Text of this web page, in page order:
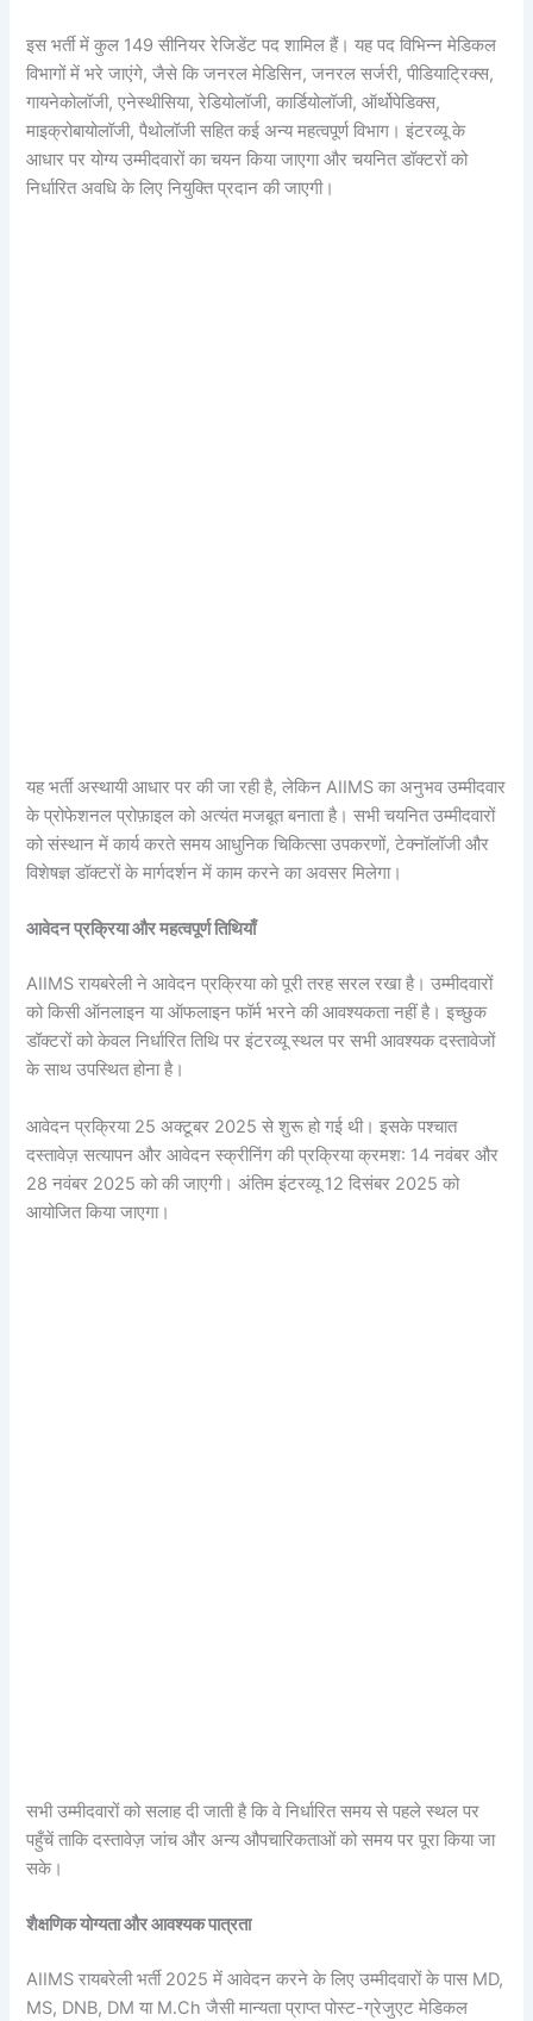
इस भर्ती में कुल 149 सीनियर रेजिडेंट पद शामिल हैं। यह पद विभिन्न मेडिकल
विभागों में भरे जाएंगे, जैसे कि जनरल मेडिसिन, जनरल सर्जरी, पीडियाट्रिक्स,
गायनेकोलॉजी, एनेस्थीसिया, रेडियोलॉजी, कार्डियोलॉजी, ऑर्थोपेडिक्स,
माइक्रोबायोलॉजी, पैथोलॉजी सहित कई अन्य महत्वपूर्ण विभाग। इंटरव्यू के
आधार पर योग्य उम्मीदवारों का चयन किया जाएगा और चयनित डॉक्टरों को
निर्धारित अवधि के लिए नियुक्ति प्रदान की जाएगी।
यह भर्ती अस्थायी आधार पर की जा रही है, लेकिन AIIMS का अनुभव उम्मीदवार
के प्रोफेशनल प्रोफ़ाइल को अत्यंत मजबूत बनाता है। सभी चयनित उम्मीदवारों
को संस्थान में कार्य करते समय आधुनिक चिकित्सा उपकरणों, टेक्नॉलॉजी और
विशेषज्ञ डॉक्टरों के मार्गदर्शन में काम करने का अवसर मिलेगा।
आवेदन प्रक्रिया और महत्वपूर्ण तिथियाँ
AIIMS रायबरेली ने आवेदन प्रक्रिया को पूरी तरह सरल रखा है। उम्मीदवारों
को किसी ऑनलाइन या ऑफलाइन फॉर्म भरने की आवश्यकता नहीं है। इच्छुक
डॉक्टरों को केवल निर्धारित तिथि पर इंटरव्यू स्थल पर सभी आवश्यक दस्तावेजों
के साथ उपस्थित होना है।
आवेदन प्रक्रिया 25 अक्टूबर 2025 से शुरू हो गई थी। इसके पश्चात
दस्तावेज़ सत्यापन और आवेदन स्क्रीनिंग की प्रक्रिया क्रमश: 14 नवंबर और
28 नवंबर 2025 को की जाएगी। अंतिम इंटरव्यू 12 दिसंबर 2025 को
आयोजित किया जाएगा।
सभी उम्मीदवारों को सलाह दी जाती है कि वे निर्धारित समय से पहले स्थल पर
पहुँचें ताकि दस्तावेज़ जांच और अन्य औपचारिकताओं को समय पर पूरा किया जा
सके।
शैक्षणिक योग्यता और आवश्यक पात्रता
AIIMS रायबरेली भर्ती 2025 में आवेदन करने के लिए उम्मीदवारों के पास MD,
MS, DNB, DM या M.Ch जैसी मान्यता प्राप्त पोस्ट-ग्रेजुएट मेडिकल